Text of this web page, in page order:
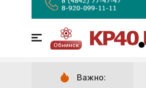
Обнинск
Важно: